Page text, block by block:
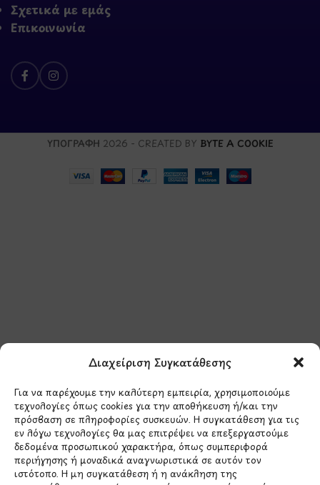
Διαχείριση Συγκατάθεσης
Για να παρέχουμε την καλύτερη εμπειρία, χρησιμοποιούμε
τεχνολογίες όπως cookies για την αποθήκευση ή/και την
πρόσβαση σε πληροφορίες συσκευών. Η συγκατάθεση για τις
εν λόγω τεχνολογίες θα μας επιτρέψει να επεξεργαστούμε
δεδομένα προσωπικού χαρακτήρα, όπως συμπεριφορά
περιήγησης ή μοναδικά αναγνωριστικά σε αυτόν τον
ιστότοπο. Η μη συγκατάθεση ή η ανάκληση της
Σχετικά με εμάς
Επικοινωνία
ΥΠΟΓΡΑΦΗ 2026 - CREATED BY BYTE A COOKIE
Έχω διαβάσει και συμφωνώ με την
Πολιτική Απορρήτου